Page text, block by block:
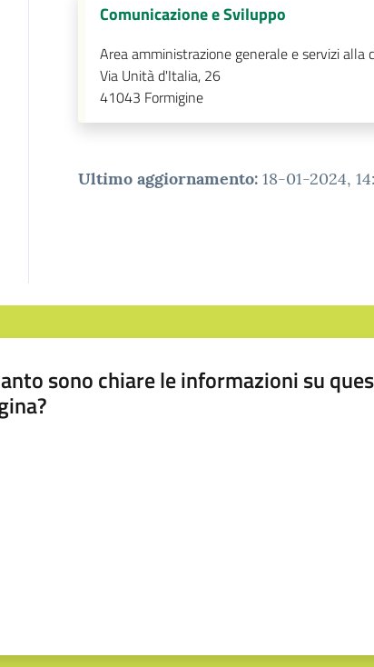
Comunicazione e Sviluppo
Area amministrazione generale e servizi alla
Via Unità d'Italia, 26
41043 Formigine
Ultimo aggiornamento: 18-01-2024,
sono chiare le informazioni su